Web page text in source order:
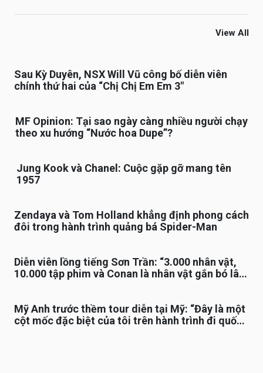
View All
Sau Kỳ Duyên, NSX Will Vũ công bố diễn viên
chính thứ hai của “Chị Chị Em Em 3″
MF Opinion: Tại sao ngày càng nhiều người chạy
theo xu hướng “Nước hoa Dupe”?
Jung Kook và Chanel: Cuộc gặp gỡ mang tên
1957
Zendaya và Tom Holland khẳng định phong cách
đôi trong hành trình quảng bá Spider-Man
Diễn viên lồng tiếng Sơn Trần: “3.000 nhân vật,
10.000 tập phim và Conan là nhân vật gắn bó lâu
Mỹ Anh trước thềm tour diễn tại Mỹ: “Đây là một
cột mốc đặc biệt của tôi trên hành trình đi quốc